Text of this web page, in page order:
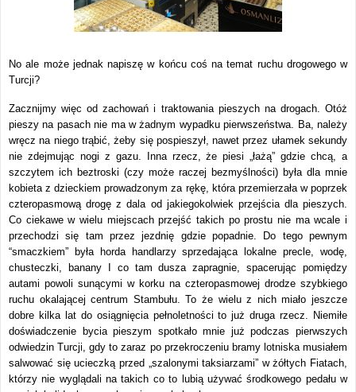
No ale może jednak napiszę w końcu coś na temat ruchu drogowego w
Turcji?
Zacznijmy więc od zachowań i traktowania pieszych na drogach. Otóż
pieszy na pasach nie ma w żadnym wypadku pierwszeństwa. Ba, należy
wręcz na niego trąbić, żeby się pospieszył, nawet przez ułamek sekundy
nie zdejmując nogi z gazu. Inna rzecz, że piesi „łażą” gdzie chcą, a
szczytem ich beztroski (czy może raczej bezmyślności) była dla mnie
kobieta z dzieckiem prowadzonym za rękę, która przemierzała w poprzek
czteropasmową drogę z dala od jakiegokolwiek przejścia dla pieszych.
Co ciekawe w wielu miejscach przejść takich po prostu nie ma wcale i
przechodzi się tam przez jezdnię gdzie popadnie. Do tego pewnym
“smaczkiem” była horda handlarzy sprzedająca lokalne precle, wodę,
chusteczki, banany I co tam dusza zapragnie, spacerując pomiędzy
autami powoli sunącymi w korku na czteropasmowej drodze szybkiego
ruchu okalającej centrum Stambułu. To że wielu z nich miało jeszcze
dobre kilka lat do osiągnięcia pełnoletności to już druga rzecz. Niemiłe
doświadczenie bycia pieszym spotkało mnie już podczas pierwszych
odwiedzin Turcji, gdy to zaraz po przekroczeniu bramy lotniska musiałem
salwować się ucieczką przed „szalonymi taksiarzami” w żółtych Fiatach,
którzy nie wyglądali na takich co to lubią używać środkowego pedału w